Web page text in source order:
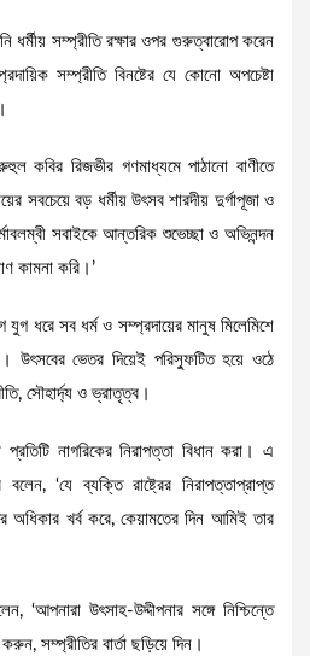
ধর্মীয় সম্প্রীতি রক্ষার ওপর গুরুত্বারোপ করেন
সম্প্রীতি বিনষ্টের যে কোনো অপচেষ্টা
কবির রিজভীর গণমাধ্যমে পাঠানো বাণীতে
সবচেয়ে বড় ধর্মীয় উৎসব শারদীয় দুর্গাপূজা ও
সবাইকে আন্তরিক শুভেচ্ছা ও অভিনন্দন
কামনা করি।’
যুগ ধরে সব ধর্ম ও সম্প্রদায়ের মানুষ মিলেমিশে
উৎসবের ভেতর দিয়েই পরিস্ফুটিত হয়ে ওঠে
সৌহার্দ্য ও ভ্রাতৃত্ব।
প্রতিটি নাগরিকের নিরাপত্তা বিধান করা। এ
‘যে ব্যক্তি রাষ্ট্রের নিরাপত্তাপ্রাপ্ত
অধিকার খর্ব করে, কেয়ামতের দিন আমিই তার
‘আপনারা উৎসাহ-উদ্দীপনার সঙ্গে নিশ্চিন্তে
সম্প্রীতির বার্তা ছড়িয়ে দিন।